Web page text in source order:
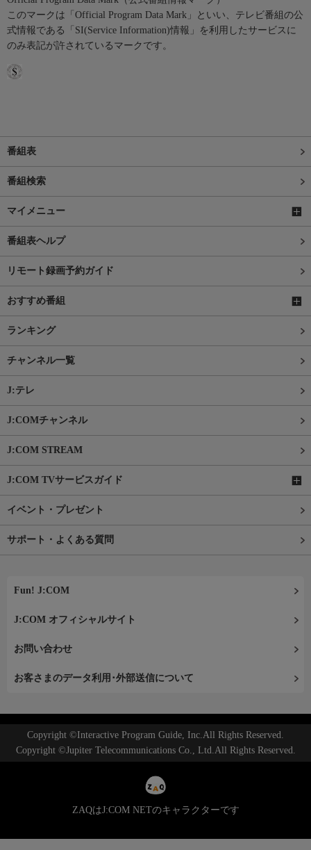
このマークは「Official Program Data Mark」といい、テレビ番組の公
式情報である「SI(Service Information)情報」を利用したサービスに
のみ表記が許されているマークです。
番組表
番組検索
マイメニュー
番組表ヘルプ
リモート録画予約ガイド
おすすめ番組
ランキング
チャンネル一覧
J:テレ
J:COMチャンネル
J:COM STREAM
J:COM TVサービスガイド
イベント・プレゼント
サポート・よくある質問
Fun! J:COM
J:COM オフィシャルサイト
お問い合わせ
お客さまのデータ利用･外部送信について
Copyright ©Interactive Program Guide, Inc.All Rights Reserved.
Copyright ©Jupiter Telecommunications Co., Ltd.All Rights Reserved.
ZAQはJ:COM NETのキャラクターです